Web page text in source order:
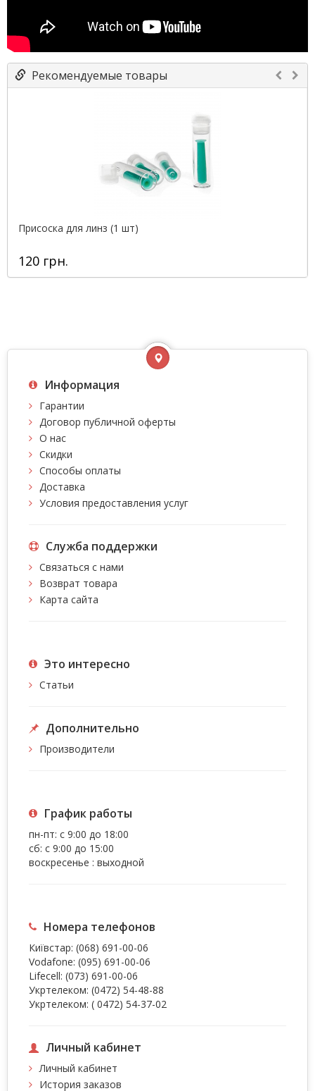
Рекомендуемые товары
Присоска для линз (1 шт)
120 грн.
Информация
Гарантии
Договор публичной оферты
О нас
Скидки
Способы оплаты
Доставка
Условия предоставления услуг
Служба поддержки
Связаться с нами
Возврат товара
Карта сайта
Это интересно
Статьи
Дополнительно
Производители
График работы
пн-пт: с 9:00 до 18:00
сб: с 9:00 до 15:00
воскресенье : выходной
Номера телефонов
Київстар: (068) 691-00-06
Vodafone: (095) 691-00-06
Lifecell: (073) 691-00-06
Укртелеком: (0472) 54-48-88
Укртелеком: ( 0472) 54-37-02
Личный кабинет
Личный кабинет
История заказов